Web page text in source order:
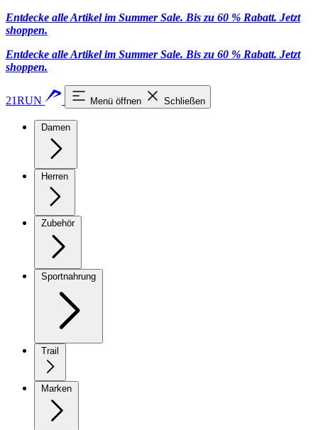
Entdecke alle Artikel im Summer Sale. Bis zu 60 % Rabatt. Jetzt
shoppen.
Entdecke alle Artikel im Summer Sale. Bis zu 60 % Rabatt. Jetzt
shoppen.
21RUN Menü öffnen Schließen
Damen
Herren
Zubehör
Sportnahrung
Trail
Marken